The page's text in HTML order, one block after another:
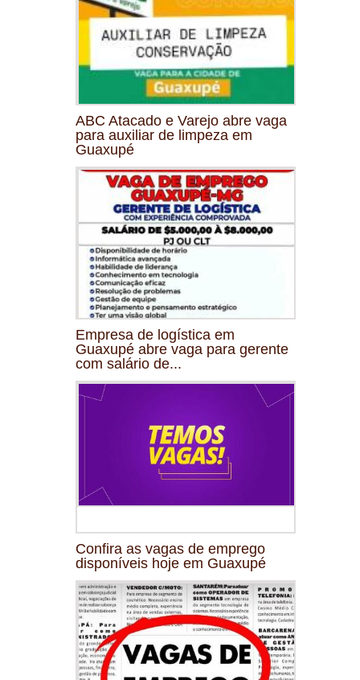
ABC Atacado e Varejo abre vaga
para auxiliar de limpeza em
Guaxupé
Empresa de logística em
Guaxupé abre vaga para gerente
com salário de...
Confira as vagas de emprego
disponíveis hoje em Guaxupé